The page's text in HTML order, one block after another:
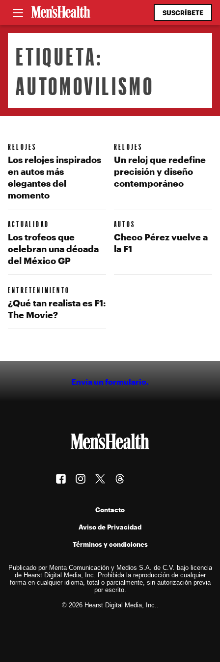
SUSCRÍBETE
ETIQUETA:
AUTOMOVILISMO
RELOJES
Los relojes inspirados
en autos más
elegantes del
momento
RELOJES
Un reloj que redefine
precisión y diseño
contemporáneo
ACTUALIDAD
Los trofeos que
celebran una década
del México GP
AUTOS
Checo Pérez vuelve a
la F1
ENTRETENIMIENTO
¿Qué tan realista es F1:
The Movie?
Envía un formulario.
Contacto
Aviso de Privacidad
Términos y condiciones
Publicado por Menta Comunicación y Medios S.A. de C.V. bajo licencia
de Hearst Digital Media, Inc. Prohibida la reproducción de cualquier
forma en cualquier idioma, total o parcialmente, sin autorización previa
por escrito.
© 2026 Hearst Digital Media, Inc..